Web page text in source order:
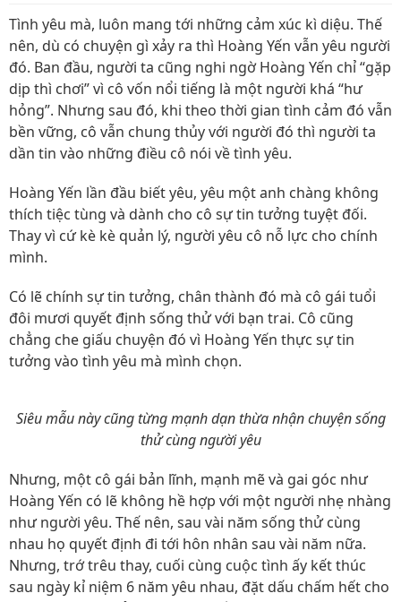
Tình yêu mà, luôn mang tới những cảm xúc kì diệu. Thế
nên, dù có chuyện gì xảy ra thì Hoàng Yến vẫn yêu người
đó. Ban đầu, người ta cũng nghi ngờ Hoàng Yến chỉ “gặp
dịp thì chơi” vì cô vốn nổi tiếng là một người khá “hư
hỏng”. Nhưng sau đó, khi theo thời gian tình cảm đó vẫn
bền vững, cô vẫn chung thủy với người đó thì người ta
dần tin vào những điều cô nói về tình yêu.
Hoàng Yến lần đầu biết yêu, yêu một anh chàng không
thích tiệc tùng và dành cho cô sự tin tưởng tuyệt đối.
Thay vì cứ kè kè quản lý, người yêu cô nỗ lực cho chính
mình.
Có lẽ chính sự tin tưởng, chân thành đó mà cô gái tuổi
đôi mươi quyết định sống thử với bạn trai. Cô cũng
chẳng che giấu chuyện đó vì Hoàng Yến thực sự tin
tưởng vào tình yêu mà mình chọn.
Siêu mẫu này cũng từng mạnh dạn thừa nhận chuyện sống
thử cùng người yêu
Nhưng, một cô gái bản lĩnh, mạnh mẽ và gai góc như
Hoàng Yến có lẽ không hề hợp với một người nhẹ nhàng
như người yêu. Thế nên, sau vài năm sống thử cùng
nhau họ quyết định đi tới hôn nhân sau vài năm nữa.
Nhưng, trớ trêu thay, cuối cùng cuộc tình ấy kết thúc
sau ngày kỉ niệm 6 năm yêu nhau, đặt dấu chấm hết cho